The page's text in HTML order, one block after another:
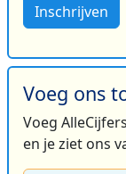
Inschrijven
Voeg ons
Voeg
en je ziet ons